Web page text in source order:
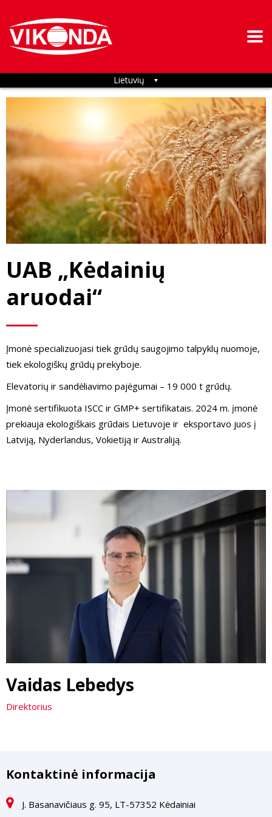
Lietuvių
UAB „Kėdainių
aruodai“
Įmonė specializuojasi tiek grūdų saugojimo talpyklų nuomoje,
tiek ekologiškų grūdų prekyboje.
Elevatorių ir sandėliavimo pajėgumai – 19 000 t grūdų.
Įmonė sertifikuota ISCC ir GMP+ sertifikatais. 2024 m. įmonė
prekiauja ekologiškais grūdais Lietuvoje ir eksportavo juos į
Latviją, Nyderlandus, Vokietiją ir Australiją.
Vaidas Lebedys
Direktorius
Kontaktinė informacija
J. Basanavičiaus g. 95, LT-57352 Kėdainiai